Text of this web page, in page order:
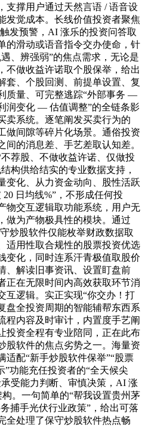
支撑用户通过天然言语 / 语音设
发觉成本。长线价值投资者聚焦
发预警，AI 涨乐的投资问答取
的滑动或语音指令交办使命，针
、辨强弱”的焦点需求，无论是
不做收益许诺取个股保举，给出
套、个股回测、前提单设置、复
质量、可完整逃踪“外部事务 —
润变化 — 估值调整”的全链条影
卖系统。逐笔阐发买卖行为的
做间隙等碎片化场景。通俗投资
的消息差、手艺差取认知差。
荐股、不做收益许诺、仅做投
构供给结实的专业数据支持，
变化、从力资金动向、股性活跃
日均线%”，不形成任何投
物交互逻辑取功能系统，用户无
做为产物极具性的模块。通过
炒股软件仅能枚举财政数据取
适用性取合规性的股票投资优选
变化，同时连系汗青极值取股价
、解读旧事资讯、设置盯盘前
正在无限时间内高效获取环节消
互逻辑。实正实现“你交办！打
盘全投资周期的智能辅帮东西系
程内容及时审计，内置度手艺阐
投资全程有专业陪同，正在此布
股软件的焦点劣势之一。海量资
适配“新手炒股软件保举”“股票
”功能充任投资者的“全天候尖
受能力判断、审慎决策，AI 涨
构。一句简单的“帮我设置贵州茅
捕手光伏行业政策”，给出可落
全处理了保守炒股软件热点畅